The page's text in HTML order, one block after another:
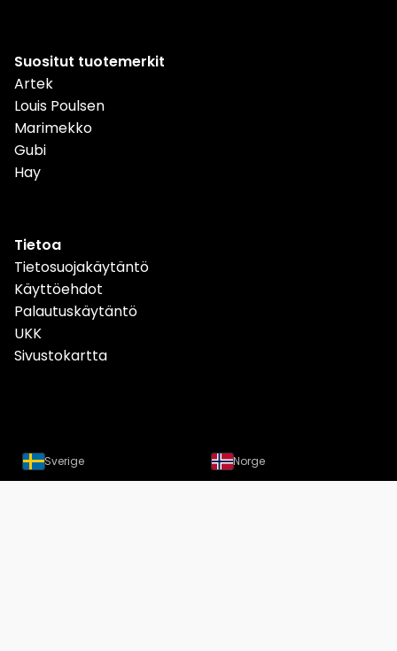
Suositut tuotemerkit
Artek
Louis Poulsen
Marimekko
Gubi
Hay
Tietoa
Tietosuojakäytäntö
Käyttöehdot
Palautuskäytäntö
UKK
Sivustokartta
Sverige Norge